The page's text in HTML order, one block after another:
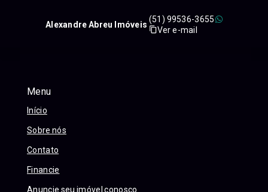
Menu
Início
Sobre nós
Contato
Financie
Anuncie seu imóvel conosco
Alexandre Abreu Imóveis
(51) 99536-3655
Ver e-mail